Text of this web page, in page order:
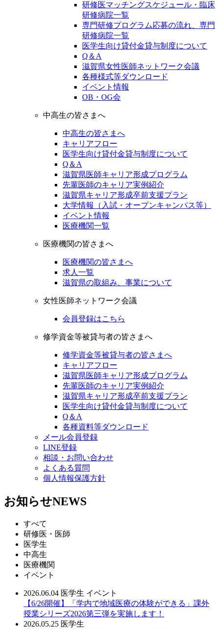
研修医マッチングスケジュール・臨床
研修病院一覧
専門研修プログラム応募の流れ、専門
研修病院一覧
医学生向け貸付金貸与制度について
Q＆A
滋賀県女性医師ネットワーク会議
各種様式等ダウンロード
イベント情報
OB・OG会
中高生の皆さまへ
中高生の皆さまへ
キャリアフロー
医学生向け貸付金貸与制度について
Q＆A
滋賀県医師キャリア形成プログラム
先輩医師のキャリア実例紹介
滋賀県キャリア形成卒前支援プラン
大学情報（入試・オープンキャンパス等）
イベント情報
医療機関一覧
医療機関の皆さまへ
医療機関の皆さまへ
求人一覧
滋賀県の取組み、事業について
女性医師ネットワーク会議
会員登録はこちら
修学資金等被貸与者の皆さまへ
修学資金等被貸与者の皆さまへ
キャリアフロー
滋賀県医師キャリア形成プログラム
先輩医師のキャリア実例紹介
滋賀県キャリア形成卒前支援プラン
医学生向け貸付金貸与制度について
Q＆A
各種資料等ダウンロード
メール会員登録
LINE登録
相談・お問い合わせ
よくある質問
個人情報保護方針
お知らせNEWS
すべて
研修医・医師
医学生
中高生
医療機関
イベント
2026.06.04 医学生 イベント
【6/26開催】「学内で地域医療の体験ができる」課外
授業シリーズ2026第三弾を実施します！
2026.05.25 医学生